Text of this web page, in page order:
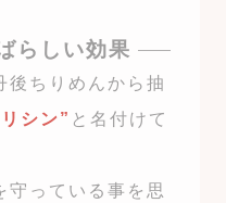
らしい効果
後ちりめんから抽
シン” と名付けて
守っている事を思